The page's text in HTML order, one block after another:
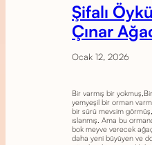
Şifalı
Çınar
Ocak 12, 2026
Bir varmış bir
yemyeşil bir orman
bir sürü mevsim
ıslanmış. Ama bu
bok meyve verecek
daha yeni büyüyen ve